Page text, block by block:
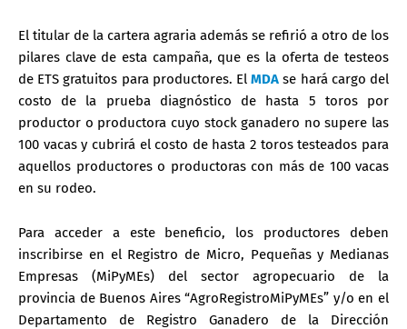
El titular de la cartera agraria además se refirió a otro de los
pilares clave de esta campaña, que es la oferta de testeos
de ETS gratuitos para productores. ElMDA se hará cargo del
costo de la prueba diagnóstico de hasta 5 toros por
productor o productora cuyo stock ganadero no supere las
100 vacas y cubrirá el costo de hasta 2 toros testeados para
aquellos productores o productoras con más de 100 vacas
en su rodeo.
Para acceder a este beneficio, los productores deben
inscribirse en el Registro de Micro, Pequeñas y Medianas
Empresas (MiPyMEs) del sector agropecuario de la
provincia de Buenos Aires “AgroRegistroMiPyMEs” y/o en el
Departamento de Registro Ganadero de la Dirección